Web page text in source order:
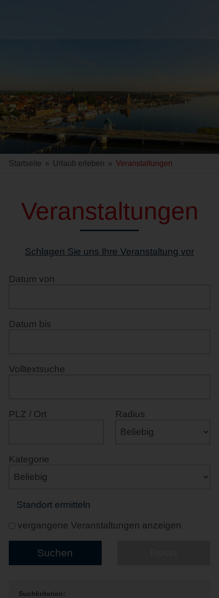
Startseite » Urlaub erleben » Veranstaltungen
Veranstaltungen
Schlagen Sie uns Ihre Veranstaltung vor
Datum von
Datum bis
Volltextsuche
PLZ / Ort Radius
Kategorie
Standort ermitteln
vergangene Veranstaltungen anzeigen
Suchkriterien: